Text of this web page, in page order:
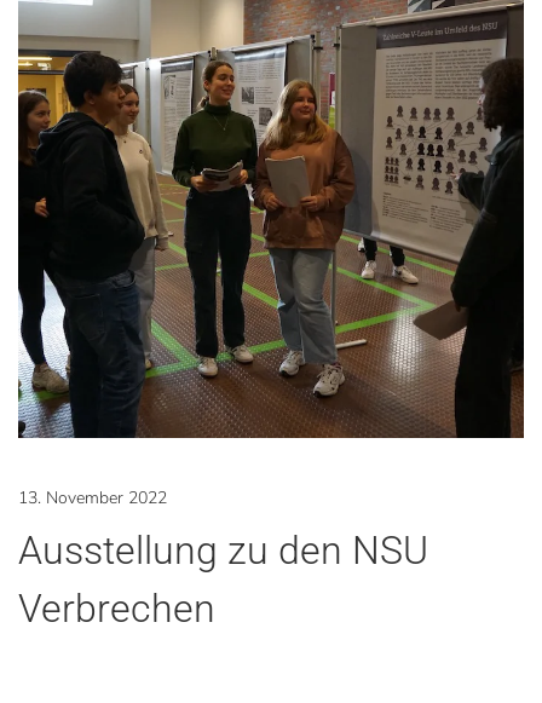
13. November 2022
Ausstellung zu den NSU
Verbrechen